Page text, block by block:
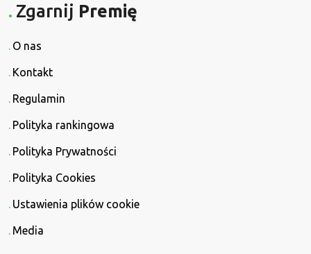
Zgarnij Premię
O nas
Kontakt
Regulamin
Polityka rankingowa
Polityka Prywatności
Polityka Cookies
Ustawienia plików cookie
Media